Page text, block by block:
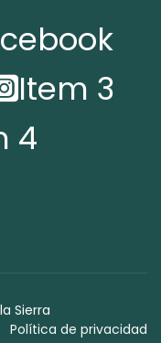
Item 3
4
Sierra
Política de privacidad